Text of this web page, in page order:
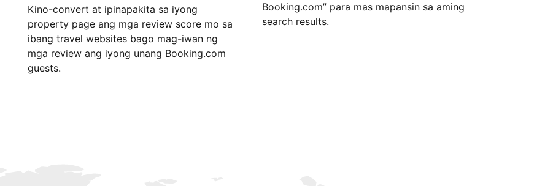
Kino-convert at ipinapakita sa iyong
property page ang mga review score mo sa
ibang travel websites bago mag-iwan ng
mga review ang iyong unang Booking.com
guests.
Booking.com” para mas mapansin sa aming
search results.